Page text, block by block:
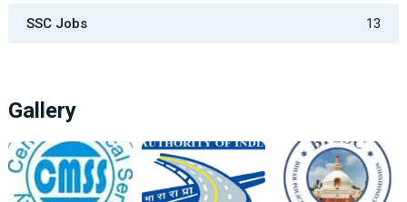
SSC Jobs 13
Gallery